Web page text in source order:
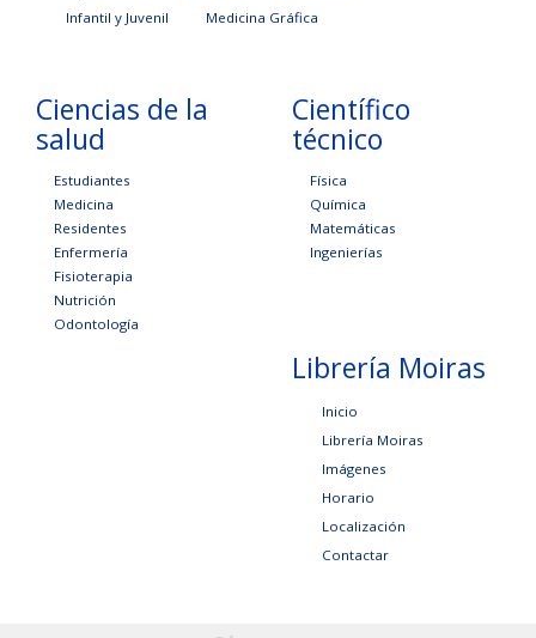
Infantil y Juvenil
Medicina Gráfica
Ciencias de la
salud
Estudiantes
Medicina
Residentes
Enfermería
Fisioterapia
Nutrición
Odontología
Científico
técnico
Física
Química
Matemáticas
Ingenierías
Librería Moiras
Inicio
Librería Moiras
Imágenes
Horario
Localización
Contactar